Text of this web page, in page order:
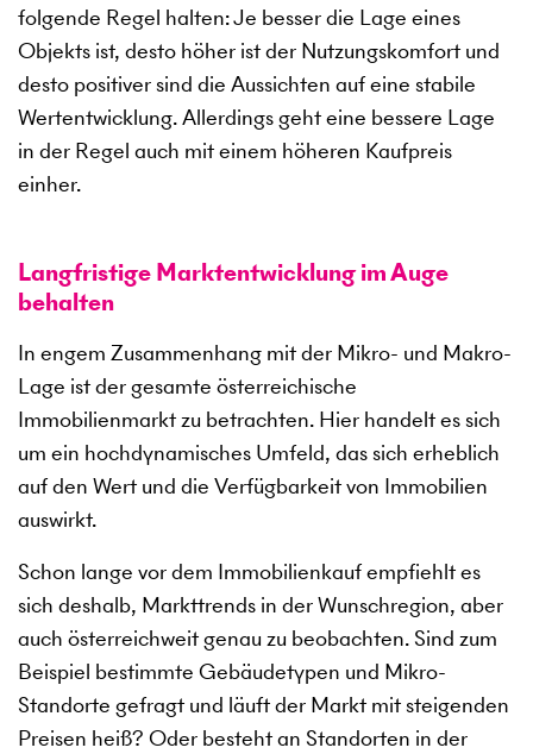
folgende Regel halten: Je besser die Lage eines
Objekts ist, desto höher ist der Nutzungskomfort und
desto positiver sind die Aussichten auf eine stabile
Wertentwicklung. Allerdings geht eine bessere Lage
in der Regel auch mit einem höheren Kaufpreis
einher.
Langfristige Marktentwicklung im Auge
behalten
In engem Zusammenhang mit der Mikro- und Makro-
Lage ist der gesamte österreichische
Immobilienmarkt zu betrachten. Hier handelt es sich
um ein hochdynamisches Umfeld, das sich erheblich
auf den Wert und die Verfügbarkeit von Immobilien
auswirkt.
Schon lange vor dem Immobilienkauf empfiehlt es
sich deshalb, Markttrends in der Wunschregion, aber
auch österreichweit genau zu beobachten. Sind zum
Beispiel bestimmte Gebäudetypen und Mikro-
Standorte gefragt und läuft der Markt mit steigenden
Preisen heiß? Oder besteht an Standorten in der